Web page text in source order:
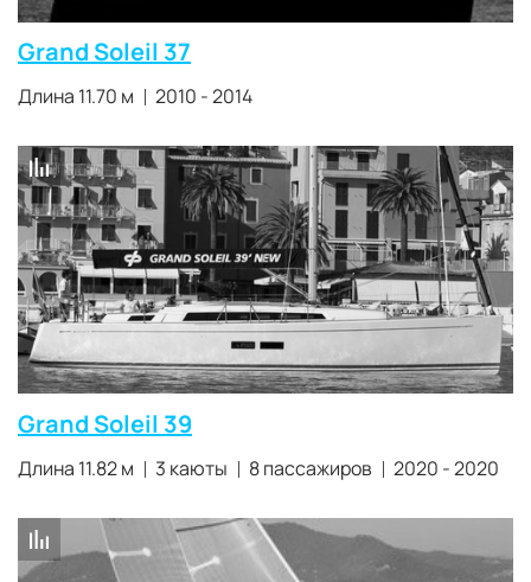
Grand Soleil 37
Длина 11.70 м 2010 - 2014
Grand Soleil 39
Длина 11.82 м 3 каюты 8 пассажиров 2020 - 2020